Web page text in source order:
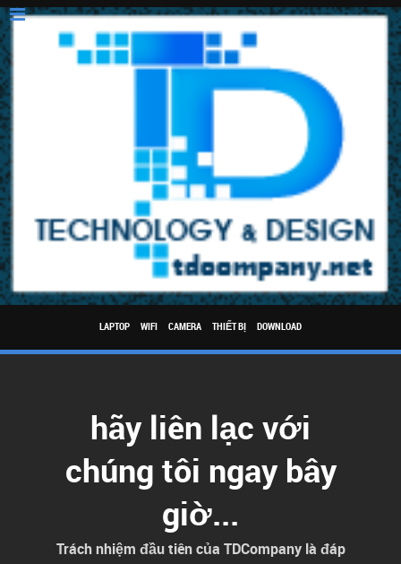
LAPTOP WIFI CAMERA THIẾT BỊ DOWNLOAD
hãy liên lạc với
chúng tôi ngay bây
giờ...
Trách nhiệm đầu tiên của TDCompany là đáp